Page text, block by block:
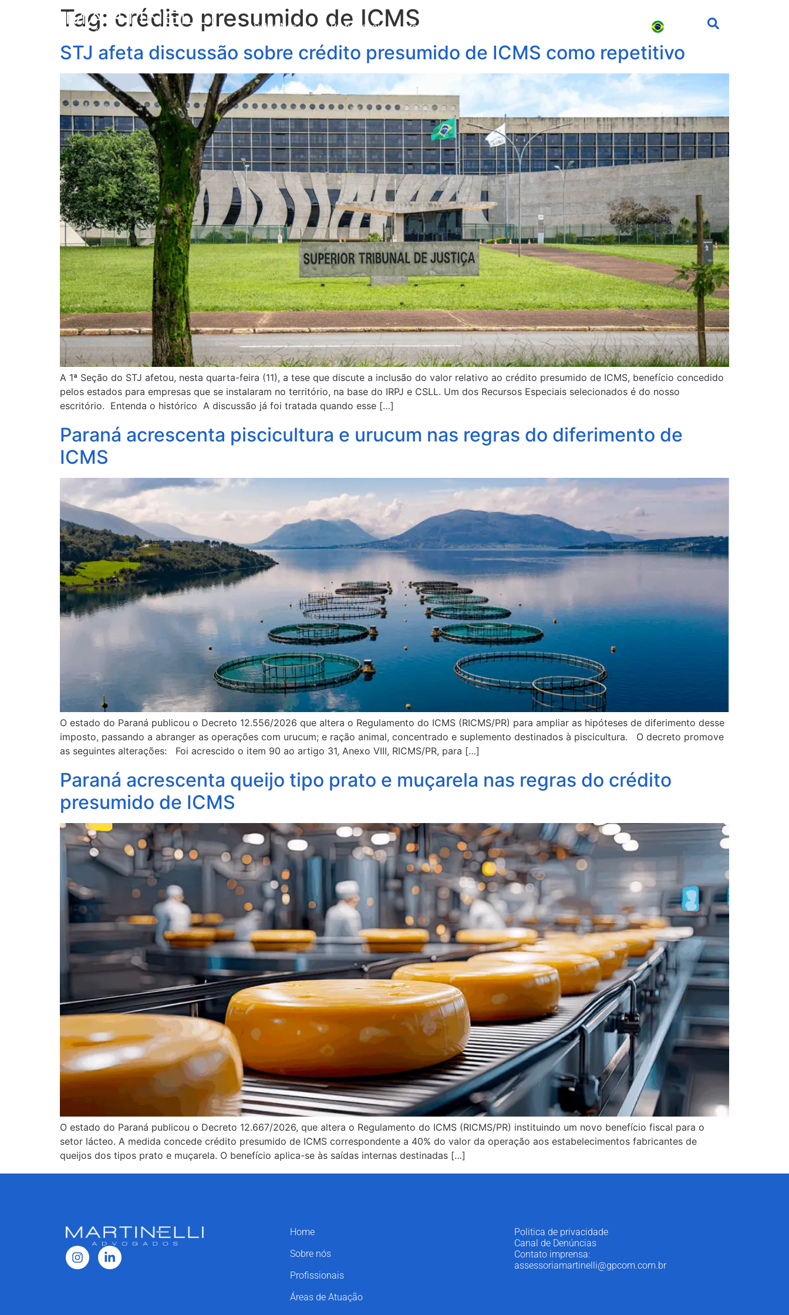
Sobre Nós Profissionais Áreas de Atuação
Tag: crédito presumido de ICMS
STJ afeta discussão sobre crédito presumido de ICMS como repetitivo
A 1ª Seção do STJ afetou, nesta quarta-feira (11), a tese que discute a inclusão do valor relativo ao crédito presumido de ICMS, benefício concedido
pelos estados para empresas que se instalaram no território, na base do IRPJ e CSLL. Um dos Recursos Especiais selecionados é do nosso
escritório. Entenda o histórico A discussão já foi tratada quando esse […]
Paraná acrescenta piscicultura e urucum nas regras do diferimento de
ICMS
O estado do Paraná publicou o Decreto 12.556/2026 que altera o Regulamento do ICMS (RICMS/PR) para ampliar as hipóteses de diferimento desse
imposto, passando a abranger as operações com urucum; e ração animal, concentrado e suplemento destinados à piscicultura. O decreto promove
as seguintes alterações: Foi acrescido o item 90 ao artigo 31, Anexo VIII, RICMS/PR, para […]
Paraná acrescenta queijo tipo prato e muçarela nas regras do crédito
presumido de ICMS
O estado do Paraná publicou o Decreto 12.667/2026, que altera o Regulamento do ICMS (RICMS/PR) instituindo um novo benefício fiscal para o
setor lácteo. A medida concede crédito presumido de ICMS correspondente a 40% do valor da operação aos estabelecimentos fabricantes de
queijos dos tipos prato e muçarela. O benefício aplica-se às saídas internas destinadas […]
Home
Sobre nós
Profissionais
Áreas de Atuação
Politica de privacidade
Canal de Denúncias
Contato imprensa:
assessoriamartinelli@gpcom.com.br